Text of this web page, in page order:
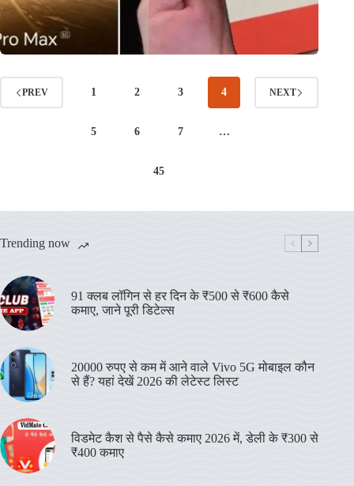
PREV 1 2 3 4
5 6 7 …
45
NEXT
Trending now
91 क्लब लॉगिन से हर दिन के ₹500 से ₹600 कैसे
कमाए, जाने पूरी डिटेल्स
20000 रुपए से कम में आने वाले Vivo 5G मोबाइल कौन
से हैं? यहां देखें 2026 की लेटेस्ट लिस्ट
विडमेट कैश से पैसे कैसे कमाए 2026 में, डेली के ₹300 से
₹400 कमाए